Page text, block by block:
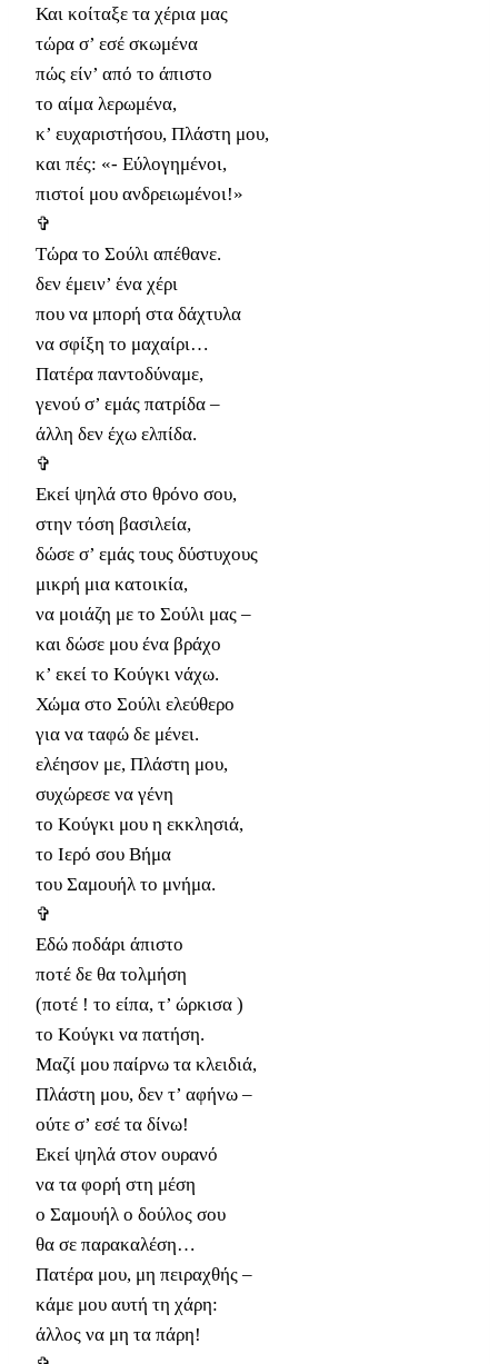
Και κοίταξε τα χέρια μας
τώρα σ’ εσέ σκωμένα
πώς είν’ από το άπιστο
το αίμα λερωμένα,
κ’ ευχαριστήσου, Πλάστη μου,
και πές: «- Εύλογημένοι,
πιστοί μου ανδρειωμένοι!»
✞
Τώρα το Σούλι απέθανε.
δεν έμειν’ ένα χέρι
που να μπορή στα δάχτυλα
να σφίξη το μαχαίρι…
Πατέρα παντοδύναμε,
γενού σ’ εμάς πατρίδα –
άλλη δεν έχω ελπίδα.
✞
Εκεί ψηλά στο θρόνο σου,
στην τόση βασιλεία,
δώσε σ’ εμάς τους δύστυχους
μικρή μια κατοικία,
να μοιάζη με το Σούλι μας –
και δώσε μου ένα βράχο
κ’ εκεί το Κούγκι νάχω.
Χώμα στο Σούλι ελεύθερο
για να ταφώ δε μένει.
ελέησον με, Πλάστη μου,
συχώρεσε να γένη
το Κούγκι μου η εκκλησιά,
το Ιερό σου Βήμα
του Σαμουήλ το μνήμα.
✞
Εδώ ποδάρι άπιστο
ποτέ δε θα τολμήση
(ποτέ ! το είπα, τ’ ώρκισα )
το Κούγκι να πατήση.
Μαζί μου παίρνω τα κλειδιά,
Πλάστη μου, δεν τ’ αφήνω –
ούτε σ’ εσέ τα δίνω!
Εκεί ψηλά στον ουρανό
να τα φορή στη μέση
ο Σαμουήλ ο δούλος σου
θα σε παρακαλέση…
Πατέρα μου, μη πειραχθής –
κάμε μου αυτή τη χάρη:
άλλος να μη τα πάρη!